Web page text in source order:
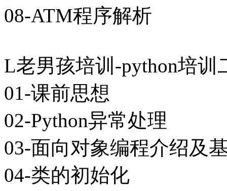
08-ATM程序解析
L老男孩培训-python培训
01-课前思想
02-Python异常处理
03-面向对象编程介绍及
04-类的初始化